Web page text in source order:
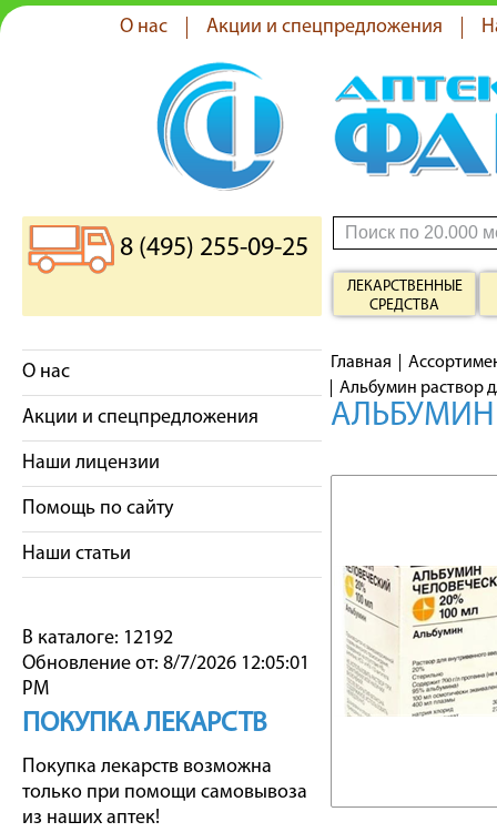
О нас Акции и спецпредложения
8 (495) 255-09-25
ЛЕКАРСТВЕННЫЕ
СРЕДСТВА
О нас
Акции и спецпредложения
Наши лицензии
Помощь по сайту
Наши статьи
В каталоге: 12192
Обновление от: 8/7/2026 12:05:01
PM
ПОКУПКА ЛЕКАРСТВ
Покупка лекарств возможна
только при помощи самовывоза
из наших аптек!
Главная
Альбумин раствор
АЛЬБУМИН